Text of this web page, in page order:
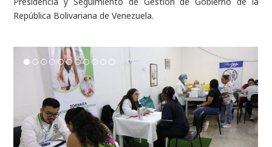
República Bolivariana de Venezuela.